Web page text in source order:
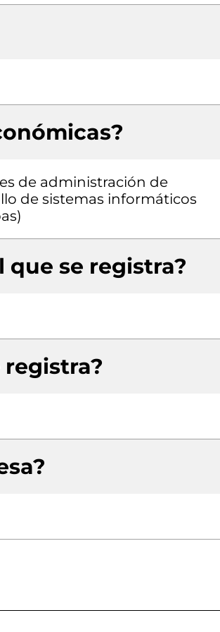
de administración de
de sistemas informáticos
que se registra?
registra?